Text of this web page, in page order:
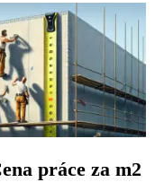
práce za m2